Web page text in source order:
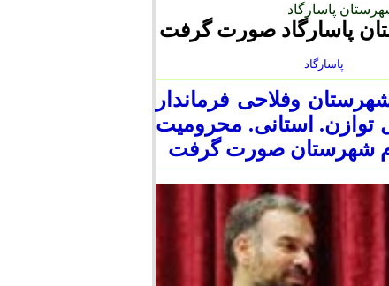
پاسارگاد
پاسارگاد صورت گرفت
وفلاحی فرماندار
توازن. استانی. محرومیت
شهرستان صورت گرفت